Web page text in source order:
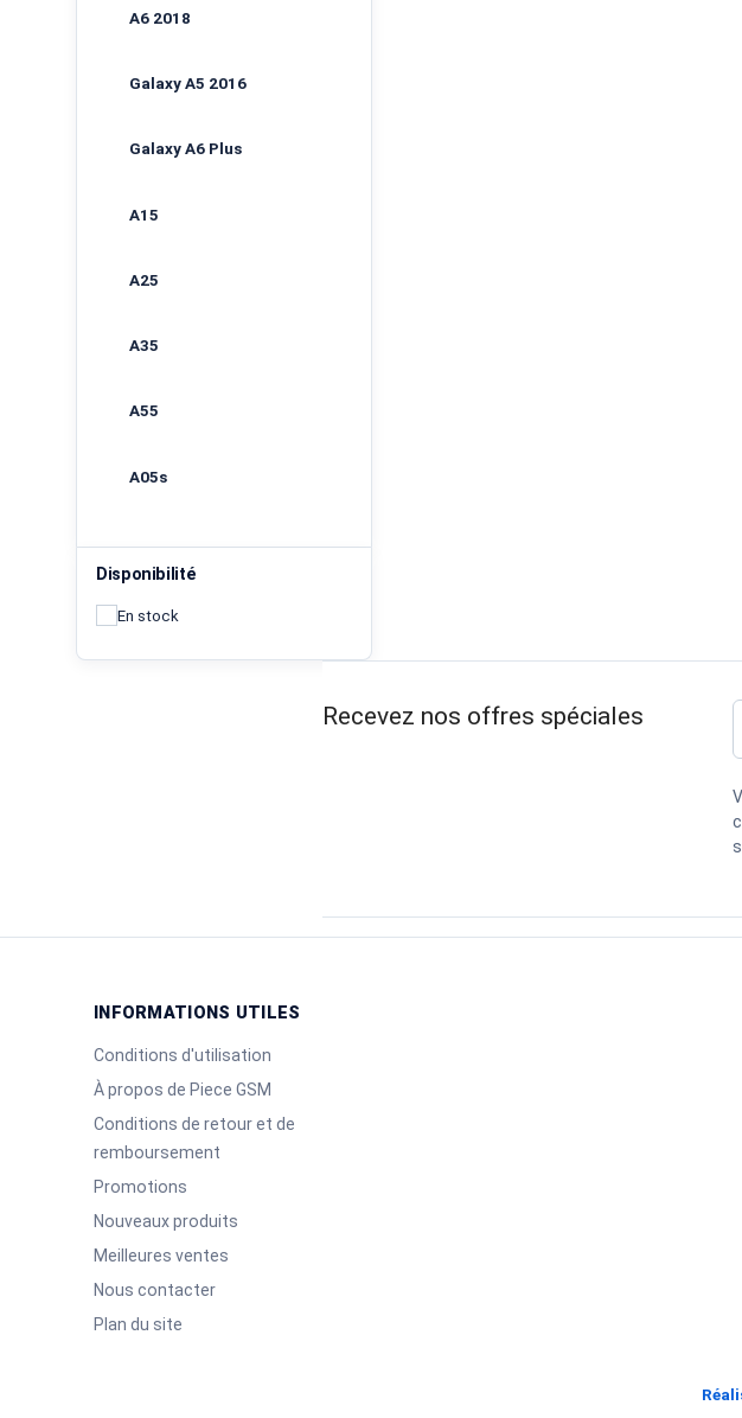
A6 2018
Galaxy A5 2016
Galaxy A6 Plus
A15
A25
A35
A55
A05s
Disponibilité
En stock
Recevez nos offres spéciales
INFORMATIONS UTILES
Conditions d'utilisation
À propos de Piece GSM
Conditions de retour et de
remboursement
Promotions
Nouveaux produits
Meilleures ventes
Nous contacter
Plan du site